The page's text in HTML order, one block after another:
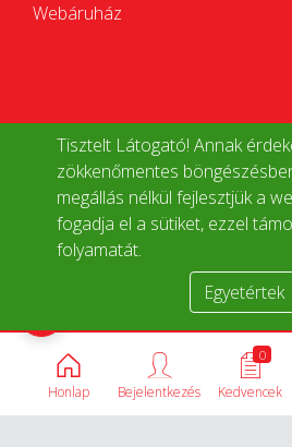
Tisztelt Látogató! Annak
zökkenőmentes
megállás nélkül fejlesztjük a
fogadja el a sütiket, ezzel
folyamatát.
Egyetértek
Webáruház
Honlap
0
Kedvencek
Bejelentkezés
Termékek összehasonlítása